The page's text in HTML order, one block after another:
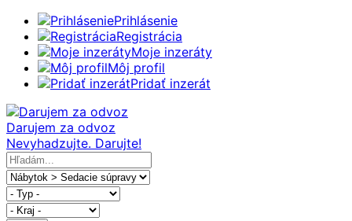
Prihlásenie
Registrácia
Moje inzeráty
Môj profil
Pridať inzerát
Darujem za odvoz
Nevyhadzujte. Darujte!